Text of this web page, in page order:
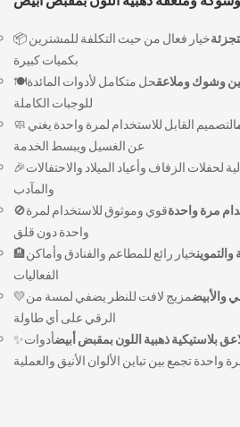
📦 خيار فعال من حيث التكلفة للمشترين
بكميات كبيرة
🍽️
وشوك وملاعقحل متكامل لأدوات المائدة
للوجبات الكاملة
🧼 التصميم القابل للاستخدام لمرة واحدة يغني
عن الغسيل ويبسط الخدمة
🎉لحفلات الزفاف وأعياد الميلاد والاحتفالات
والمآدب
🚫
مرة واحدةقوي وموثوق للاستخدام لمرة
واحدة دون قلق
🏨 خيار رائع للمطاعم والفنادق وأماكن
الفعاليات
💛
والأبيضمزيج لافت للنظر يضفي لمسة من
الرقي على أي طاولة
✨
ذهبية اللون بمقبض أبيضأدوات